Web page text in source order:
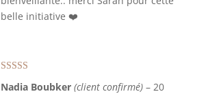
belle initiative ❤️
Nadia Boubker (client confirmé) – 20